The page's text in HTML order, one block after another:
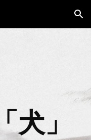
Skip to navigation
犬 」